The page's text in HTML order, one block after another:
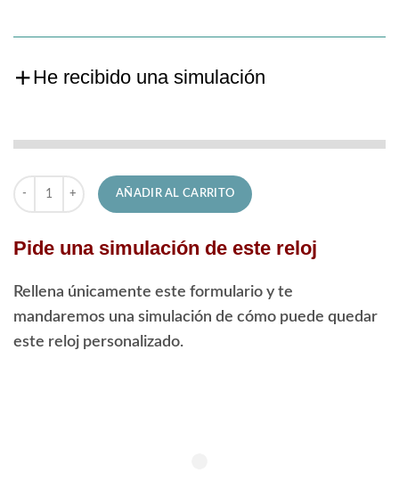
He recibido una simulación
Reloj Lotus de Hombre 18759/1 Excellent cantidad
AÑADIR AL CARRITO
Pide una simulación de este reloj
Rellena únicamente este formulario y te
mandaremos una simulación de cómo puede quedar
este reloj personalizado.